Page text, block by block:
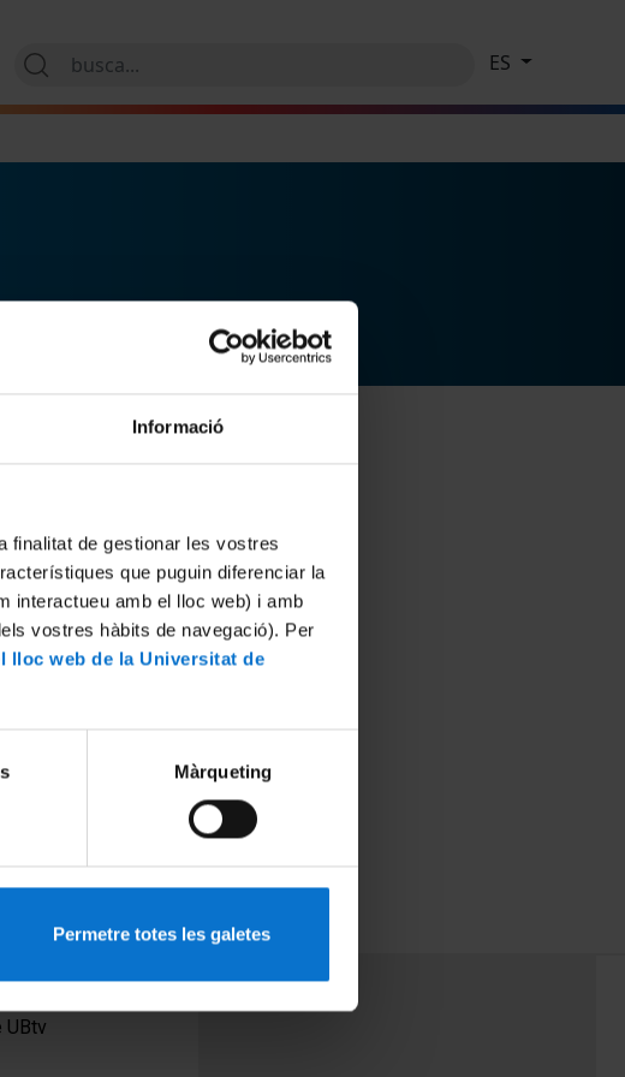
Informació
finalitat de gestionar les vostres
que puguin diferenciar la
interactueu amb el lloc web) i amb
vostres hàbits de navegació). Per
lloc web de la Universitat de
Màrqueting
Permetre totes les galetes
ES
UBtv
PEU 3